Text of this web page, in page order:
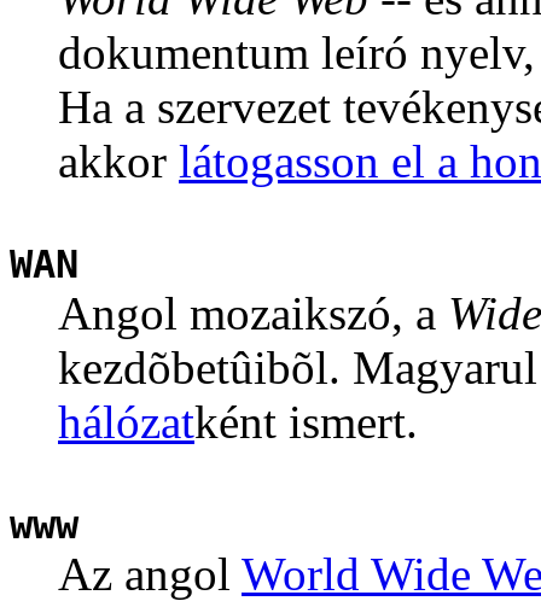
dokumentum leíró
Ha a szervezet
akkor látogasson el a
WAN
Angol mozaikszó, a
kezdõbetûibõl.
hálózatként ismert.
www
Az angol World Wide